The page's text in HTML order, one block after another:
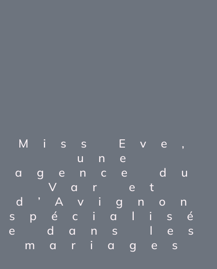
Miss Eve,
une
agence du
Var et
d’Avignon
spécialisé
e dans les
mariages